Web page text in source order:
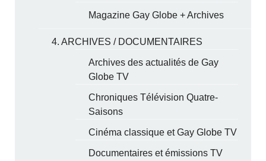
Magazine Gay Globe + Archives
4. ARCHIVES / DOCUMENTAIRES
Archives des actualités de Gay
Globe TV
Chroniques Télévision Quatre-
Saisons
Cinéma classique et Gay Globe TV
Documentaires et émissions TV